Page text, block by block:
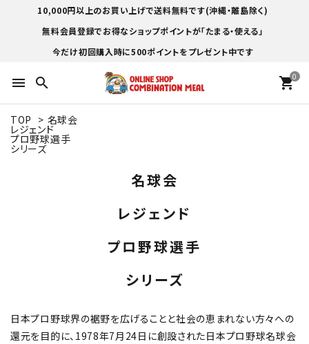
10,000円以上のお買い上げで送料無料です(沖縄・離島除く)
無料会員登録でお得なショップポイントが「たまる・使える」
今だけ初回購入時に500ポイントをプレゼント中です
menu search 0
shopping_cart
TOP > 名球会
レジェンド
プロ野球選手
シリーズ
名球会
レジェンド
プロ野球選手
シリーズ
日本プロ野球界の裾野を広げることと社会の恵まれない方々への
還元を目的に、1978年7月24日に創設された日本プロ野球名球会